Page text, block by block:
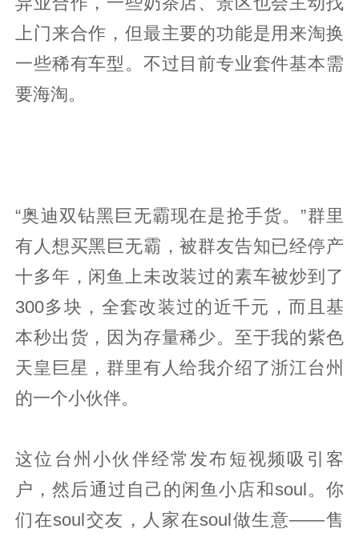
上门来合作，但最主要的功能是用来淘换
一些稀有车型。不过目前专业套件基本需
要海淘。
“奥迪双钻黑巨无霸现在是抢手货。”群里
有人想买黑巨无霸，被群友告知已经停产
十多年，闲鱼上未改装过的素车被炒到了
300多块，全套改装过的近千元，而且基
本秒出货，因为存量稀少。至于我的紫色
天皇巨星，群里有人给我介绍了浙江台州
的一个小伙伴。
这位台州小伙伴经常发布短视频吸引客
户，然后通过自己的闲鱼小店和soul。你
们在soul交友，人家在soul做生意——售